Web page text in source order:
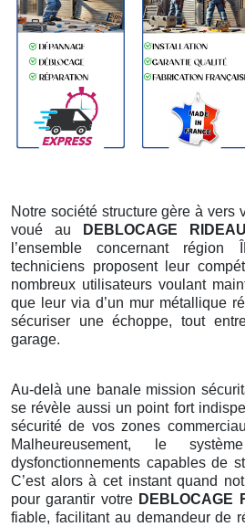
Notre société structure gère à vers
voué au
DEBLOCAGE
l’ensemble concernant région
techniciens proposent leur
nombreux utilisateurs voulant
que leur via d’un mur métallique
sécuriser une échoppe, tout
garage.
Au-delà une banale mission
se révèle aussi un point fort
sécurité de vos zones
Malheureusement, le
dysfonctionnements capables de
C’est alors à cet instant quand
pour garantir votre DEBLOCAGE
fiable, facilitant au demandeur de